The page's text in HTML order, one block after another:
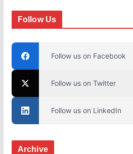
Follow Us
Follow us on Facebook
Follow us on Twitter
Follow us on LinkedIn
Archive